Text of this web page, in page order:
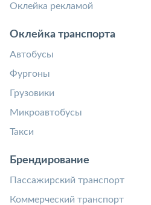
Оклейка рекламой
Оклейка транспорта
Автобусы
Фургоны
Грузовики
Микроавтобусы
Такси
Брендирование
Пассажирский транспорт
Коммерческий транспорт